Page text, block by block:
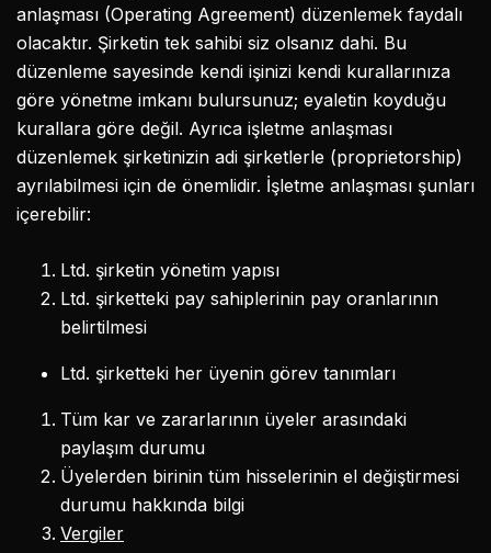
anlaşması (Operating Agreement) düzenlemek faydalı
olacaktır. Şirketin tek sahibi siz olsanız dahi. Bu
düzenleme sayesinde kendi işinizi kendi kurallarınıza
göre yönetme imkanı bulursunuz; eyaletin koyduğu
kurallara göre değil. Ayrıca işletme anlaşması
düzenlemek şirketinizin adi şirketlerle (proprietorship)
ayrılabilmesi için de önemlidir. İşletme anlaşması şunları
içerebilir:
Ltd. şirketin yönetim yapısı
Ltd. şirketteki pay sahiplerinin pay oranlarının
belirtilmesi
Ltd. şirketteki her üyenin görev tanımları
Tüm kar ve zararlarının üyeler arasındaki
paylaşım durumu
Üyelerden birinin tüm hisselerinin el değiştirmesi
durumu hakkında bilgi
Vergiler